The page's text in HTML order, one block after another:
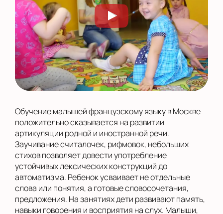
Обучение малышей французскому языку в Москве
положительно сказывается на развитии
артикуляции родной и иностранной речи.
Заучивание считалочек, рифмовок, небольших
стихов позволяет довести употребление
устойчивых лексических конструкций до
автоматизма. Ребенок усваивает не отдельные
слова или понятия, а готовые словосочетания,
предложения. На занятиях дети развивают память,
навыки говорения и восприятия на слух. Малыши,